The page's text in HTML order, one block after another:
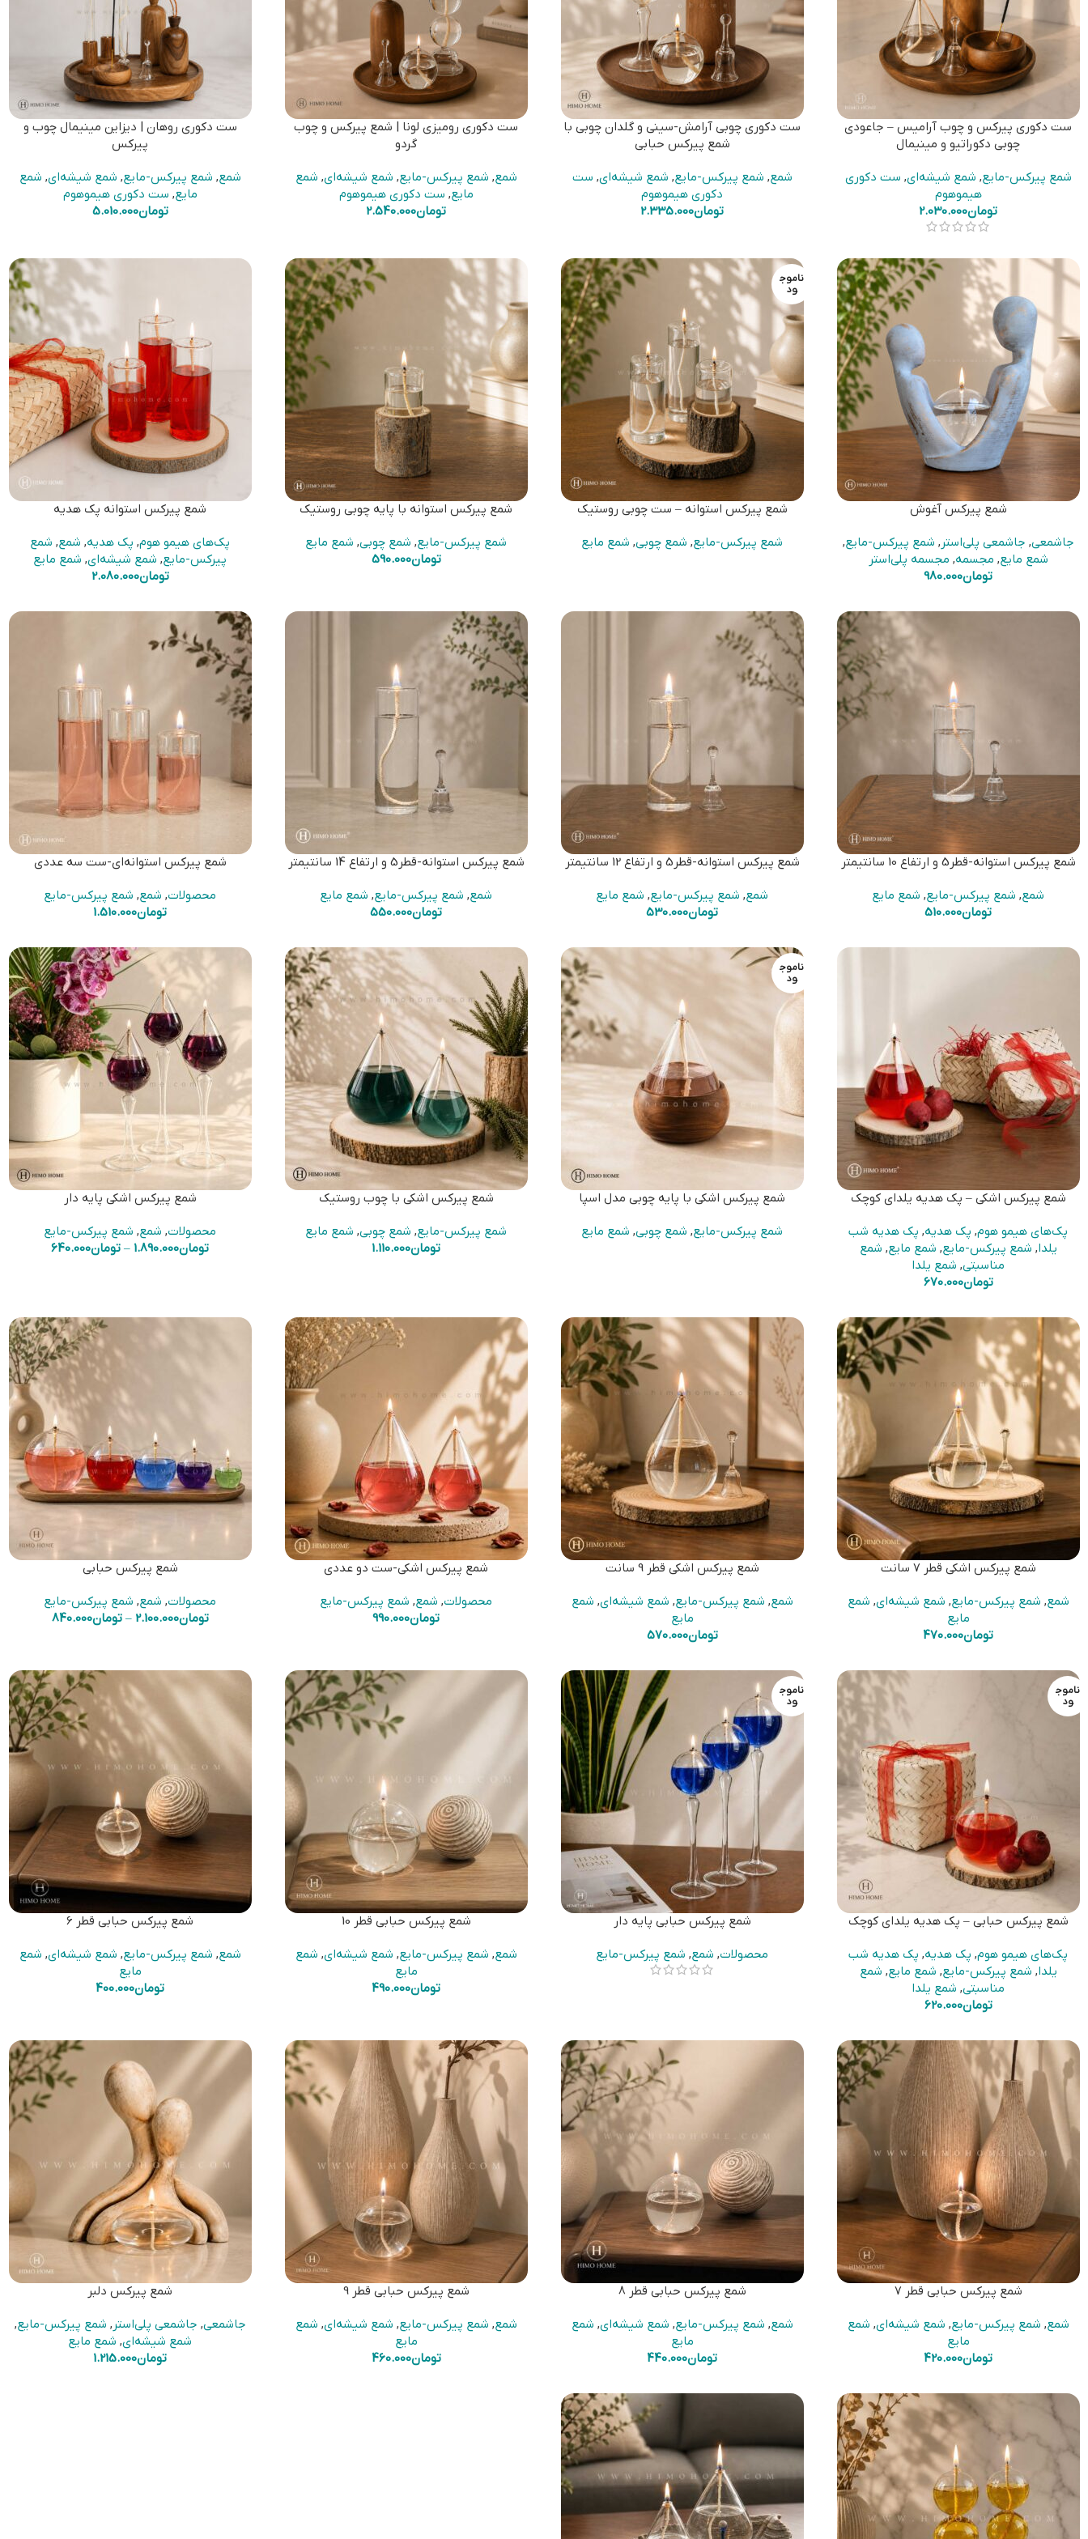
ست دکوری پیرکس و چوب آرامیس – جاعودی
چوبی دکوراتیو و مینیمال
شمع پیرکس-مایع, شمع شیشه‌ای, ست دکوری
هیموهوم
تومان2.030.000
ست دکوری چوبی آرامش-سینی و گلدان چوبی با
شمع پیرکس حبابی
شمع, شمع پیرکس-مایع, شمع شیشه‌ای, ست
دکوری هیموهوم
تومان2.335.000
ست دکوری رومیزی لونا | شمع پیرکس و چوب
گردو
شمع, شمع پیرکس-مایع, شمع شیشه‌ای, شمع
مایع, ست دکوری هیموهوم
تومان2.540.000
ست دکوری روهان | دیزاین مینیمال چوب و
پیرکس
شمع, شمع پیرکس-مایع, شمع شیشه‌ای, شمع
مایع, ست دکوری هیموهوم
تومان5.010.000
شمع پیرکس آغوش
جاشمعی, جاشمعی پلی‌استر , شمع پیرکس-مایع,
شمع مایع, مجسمه, مجسمه پلی‌استر
تومان980.000
ناموج
ود
شمع پیرکس استوانه – ست چوبی روستیک
شمع پیرکس-مایع, شمع چوبی, شمع مایع
شمع پیرکس استوانه با پایه چوبی روستیک
شمع پیرکس-مایع, شمع چوبی, شمع مایع
تومان590.000
شمع پیرکس استوانه پک هدیه
پک‌های هیمو هوم, پک هدیه, شمع, شمع
پیرکس-مایع, شمع شیشه‌ای, شمع مایع
تومان2.080.000
شمع پیرکس استوانه-قطر5 و ارتفاع 10 سانتیمتر
شمع, شمع پیرکس-مایع, شمع مایع
تومان510.000
شمع پیرکس استوانه-قطر5 و ارتفاع 12 سانتیمتر
شمع, شمع پیرکس-مایع, شمع مایع
تومان530.000
شمع پیرکس استوانه-قطر5 و ارتفاع 14 سانتیمتر
شمع, شمع پیرکس-مایع, شمع مایع
تومان550.000
شمع پیرکس استوانه‌ای-ست سه عددی
محصولات, شمع, شمع پیرکس-مایع
تومان1.510.000
شمع پیرکس اشکی – پک هدیه یلدای کوچک
پک‌های هیمو هوم, پک هدیه, پک هدیه شب
یلدا, شمع پیرکس-مایع, شمع مایع, شمع
مناسبتی, شمع یلدا
تومان670.000
ناموج
ود
شمع پیرکس اشکی با پایه چوبی مدل اسپا
شمع پیرکس-مایع, شمع چوبی, شمع مایع
شمع پیرکس اشکی با چوب روستیک
شمع پیرکس-مایع, شمع چوبی, شمع مایع
تومان1.110.000
شمع پیرکس اشکی پایه دار
محصولات, شمع, شمع پیرکس-مایع
تومان1.890.000
– تومان640.000
شمع پیرکس اشکی قطر 7 سانت
شمع, شمع پیرکس-مایع, شمع شیشه‌ای, شمع
مایع
تومان470.000
شمع پیرکس اشکی قطر 9 سانت
شمع, شمع پیرکس-مایع, شمع شیشه‌ای, شمع
مایع
تومان570.000
شمع پیرکس اشکی-ست دو عددی
محصولات, شمع, شمع پیرکس-مایع
تومان990.000
شمع پیرکس حبابی
محصولات, شمع, شمع پیرکس-مایع
تومان2.100.000
– تومان840.000
ناموج
ود
شمع پیرکس حبابی – پک هدیه یلدای کوچک
پک‌های هیمو هوم, پک هدیه, پک هدیه شب
یلدا, شمع پیرکس-مایع, شمع مایع, شمع
مناسبتی, شمع یلدا
تومان620.000
ناموج
ود
شمع پیرکس حبابی پایه دار
محصولات, شمع, شمع پیرکس-مایع
شمع پیرکس حبابی قطر 10
شمع, شمع پیرکس-مایع, شمع شیشه‌ای, شمع
مایع
تومان490.000
شمع پیرکس حبابی قطر 6
شمع, شمع پیرکس-مایع, شمع شیشه‌ای, شمع
مایع
تومان400.000
شمع پیرکس حبابی قطر 7
شمع, شمع پیرکس-مایع, شمع شیشه‌ای, شمع
مایع
تومان420.000
شمع پیرکس حبابی قطر 8
شمع, شمع پیرکس-مایع, شمع شیشه‌ای, شمع
مایع
تومان440.000
شمع پیرکس حبابی قطر 9
شمع, شمع پیرکس-مایع, شمع شیشه‌ای, شمع
مایع
تومان460.000
شمع پیرکس دلبر
جاشمعی, جاشمعی پلی‌استر , شمع پیرکس-مایع,
شمع شیشه‌ای, شمع مایع
تومان1.215.000